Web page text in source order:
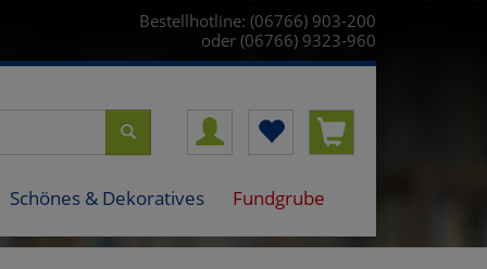
Bestellhotline: (06766) 903-200
oder (06766) 9323-960
Schönes & Dekoratives Fundgrube